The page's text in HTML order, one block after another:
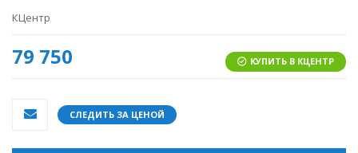
КЦентр
79 750 КУПИТЬ В КЦЕНТР
СЛЕДИТЬ ЗА ЦЕНОЙ